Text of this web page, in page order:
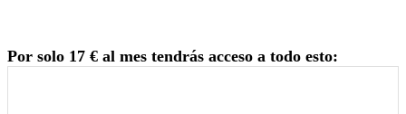
Por solo 17 € al mes tendrás acceso a todo esto: